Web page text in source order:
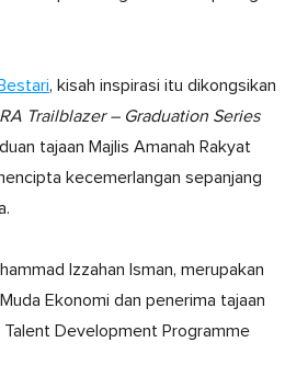
, kisah inspirasi itu dikongsikan
Trailblazer – Graduation Series
tajaan Majlis Amanah Rakyat
kecemerlangan sepanjang
Izzahan Isman, merupakan
Ekonomi dan penerima tajaan
Talent Development Programme